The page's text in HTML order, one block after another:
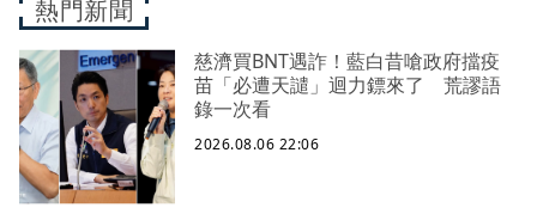
熱門新聞
慈濟買BNT遇詐！藍白昔嗆政府擋疫
苗「必遭天譴」迴力鏢來了 荒謬語
錄一次看
2026.08.06 22:06